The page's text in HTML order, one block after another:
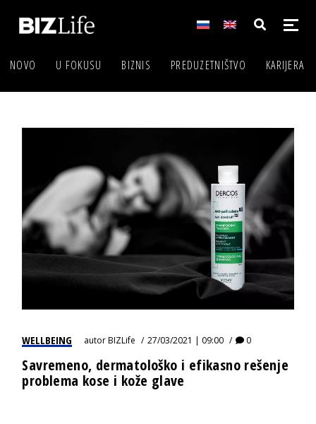
NOVO U FOKUSU BIZNIS PREDUZETNIŠTVO KARIJERA
WELLBEING autorBIZLife 27/03/2021 | 09:00 0
Savremeno, dermatološko i efikasno rešenje
problema kose i kože glave